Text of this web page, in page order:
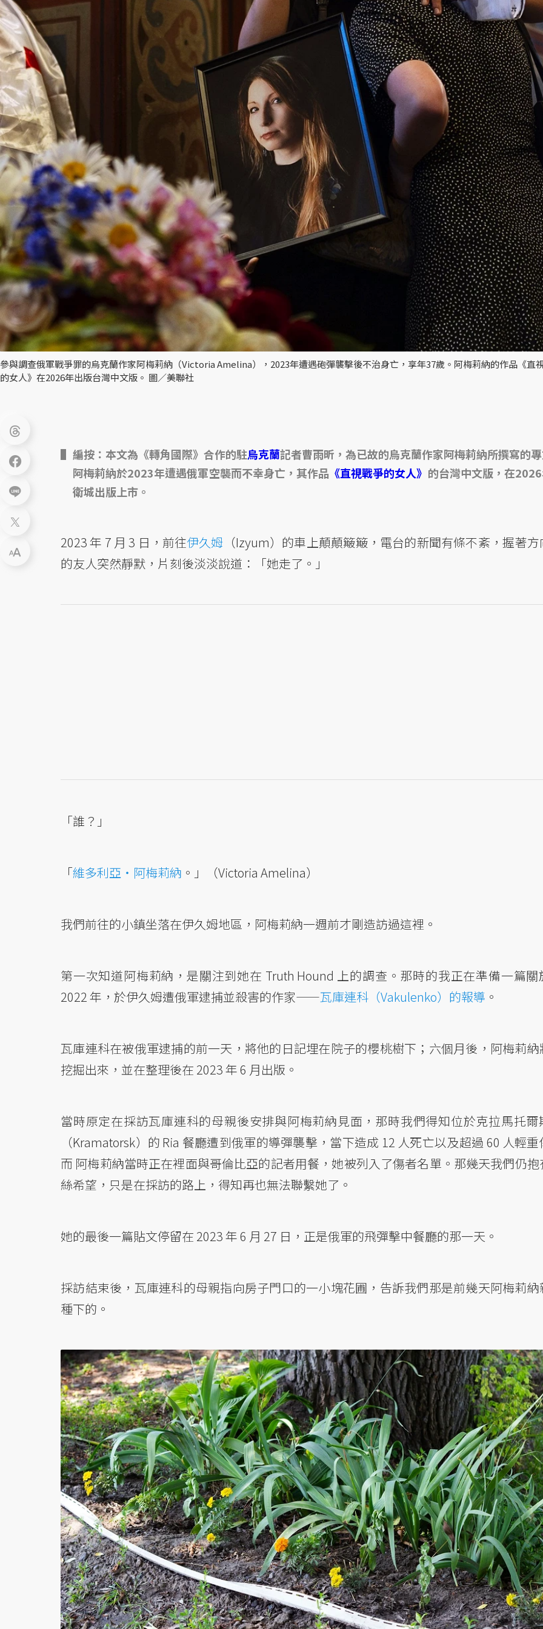
參與調查俄軍戰爭罪的烏克蘭作家阿梅莉納（Victoria Amelina），2023年遭遇砲彈襲擊後不治身亡，享年37歲。阿梅莉納的作品《直
的女人》在2026年出版台灣中文版。 圖／美聯社
編按：本文為《轉角國際》合作的駐烏克蘭記者曹雨昕，為已故的烏克蘭作家阿梅莉納所撰寫的專
阿梅莉納於2023年遭遇俄軍空襲而不幸身亡，其作品 《直視戰爭的女人》 的台灣中文版，在
衛城出版上市。
2023 年 7 月 3 日，前往伊久姆 （Izyum）的車上顛顛簸簸，電台的新聞有條不紊，握著方
的友人突然靜默，片刻後淡淡說道：「她走了。」
「誰？」
「維多利亞・阿梅莉納 。」（Victoria Amelina）
我們前往的小鎮坐落在伊久姆地區，阿梅莉納一週前才剛造訪過這裡。
第一次知道阿梅莉納，是關注到她在 Truth Hound 上的調查。那時的我正在準備一篇關
2022 年，於伊久姆遭俄軍逮捕並殺害的作家——瓦庫連科（Vakulenko）的報導 。
瓦庫連科在被俄軍逮捕的前一天，將他的日記埋在院子的櫻桃樹下；六個月後，阿梅莉納
挖掘出來，並在整理後在 2023 年 6 月出版。
當時原定在採訪瓦庫連科的母親後安排與阿梅莉納見面，那時我們得知位於克拉馬托爾
（Kramatorsk）的 Ria 餐廳遭到俄軍的導彈襲擊，當下造成 12 人死亡以及超過 60 人輕重
而 阿梅莉納當時正在裡面與哥倫比亞的記者用餐，她被列入了傷者名單。那幾天我們仍抱
絲希望，只是在採訪的路上，得知再也無法聯繫她了。
她的最後一篇貼文停留在 2023 年 6 月 27 日，正是俄軍的飛彈擊中餐廳的那一天。
採訪結束後，瓦庫連科的母親指向房子門口的一小塊花圃，告訴我們那是前幾天阿梅莉納
種下的。